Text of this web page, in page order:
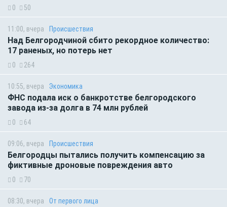
0 50
11:00, вчера Происшествия
Над Белгородчиной сбито рекордное количество:
17 раненых, но потерь нет
0 264
10:55, вчера Экономика
ФНС подала иск о банкротстве белгородского
завода из-за долга в 74 млн рублей
0 64
09:06, вчера Происшествия
Белгородцы пытались получить компенсацию за
фиктивные дроновые повреждения авто
0 70
08:30, вчера От первого лица